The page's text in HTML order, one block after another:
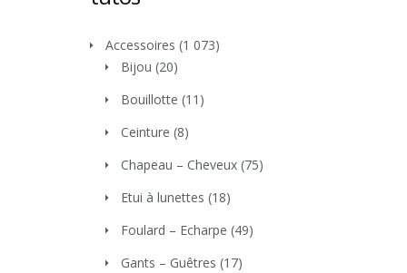
Accessoires (1 073)
Bijou (20)
Bouillotte (11)
Ceinture (8)
Chapeau – Cheveux (75)
Etui à lunettes (18)
Foulard – Echarpe (49)
Gants – Guêtres (17)